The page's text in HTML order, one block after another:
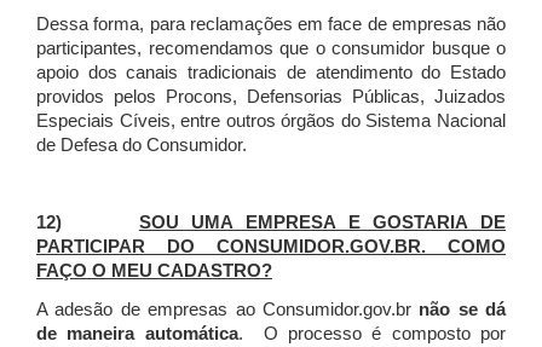
Dessa forma, para reclamações em face de empresas não
participantes, recomendamos que o consumidor busque o
apoio dos canais tradicionais de atendimento do Estado
providos pelos Procons, Defensorias Públicas, Juizados
Especiais Cíveis, entre outros órgãos do Sistema Nacional
de Defesa do Consumidor.
12) SOU UMA EMPRESA E GOSTARIA DE
PARTICIPAR DO CONSUMIDOR.GOV.BR. COMO
FAÇO O MEU CADASTRO?
A adesão de empresas ao Consumidor.gov.br não se dá
de maneira automática. O processo é composto por